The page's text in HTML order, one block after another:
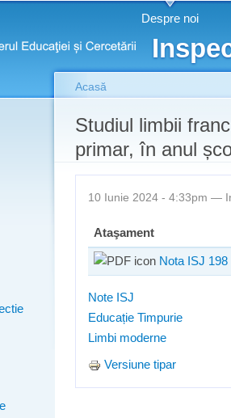
Despre noi
Eşti aici
Acasă
Studiul limbii
primar, în anul
10 Iunie 2024 - 4:33pm —
Ataşament
Nota ISJ
Note ISJ
Educație Timpurie
Limbi moderne
Versiune tipar